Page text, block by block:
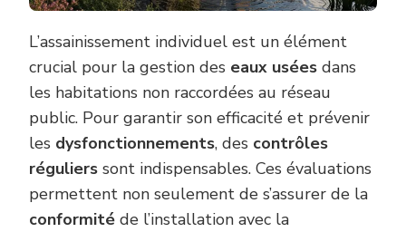
L’assainissement individuel est un élément
crucial pour la gestion des eaux usées dans
les habitations non raccordées au réseau
public. Pour garantir son efficacité et prévenir
les dysfonctionnements, des contrôles
réguliers sont indispensables. Ces évaluations
permettent non seulement de s’assurer de la
conformité de l’installation avec la